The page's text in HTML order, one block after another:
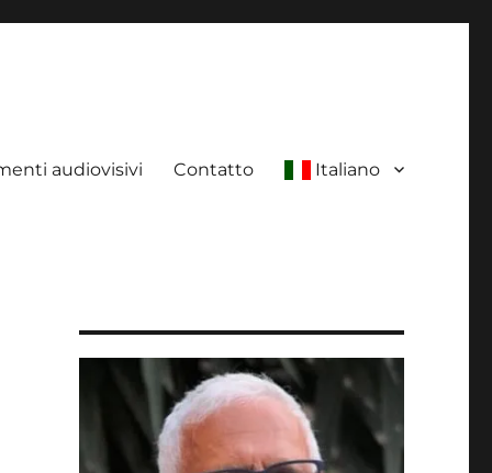
audiovisivi Contatto Italiano